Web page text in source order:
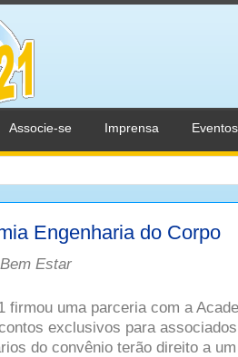
Associe-se Imprensa Eventos
Engenharia do Corpo
Estar
firmou uma parceria com a
exclusivos para
do convênio terão direito a um